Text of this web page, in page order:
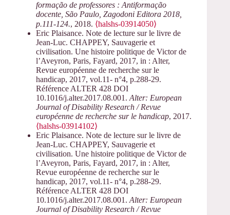
formação de professores : Antiformação
docente, São Paulo, Zagodoni Editora 2018,
p.111-124., 2018. ⟨halshs-03914050⟩
Eric Plaisance. Note de lecture sur le livre de
Jean-Luc. CHAPPEY, Sauvagerie et
civilisation. Une histoire politique de Victor de
l’Aveyron, Paris, Fayard, 2017, in : Alter,
Revue européenne de recherche sur le
handicap, 2017, vol.11- n°4, p.288-29.
Référence ALTER 428 DOI
10.1016/j.alter.2017.08.001. Alter: European
Journal of Disability Research / Revue
européenne de recherche sur le handicap, 2017.
⟨halshs-03914102⟩
Eric Plaisance. Note de lecture sur le livre de
Jean-Luc. CHAPPEY, Sauvagerie et
civilisation. Une histoire politique de Victor de
l’Aveyron, Paris, Fayard, 2017, in : Alter,
Revue européenne de recherche sur le
handicap, 2017, vol.11- n°4, p.288-29.
Référence ALTER 428 DOI
10.1016/j.alter.2017.08.001. Alter: European
Journal of Disability Research / Revue